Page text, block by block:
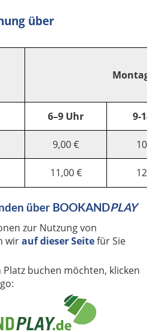
über
Montag
6–9 Uhr 9-14
9,00 €
11,00 €
über BOOKANDPLAY
zur Nutzung von
wirauf dieser Seitefür Sie
buchen möchten, klicken